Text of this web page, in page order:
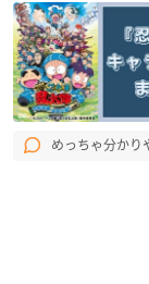
めっちゃ分かり